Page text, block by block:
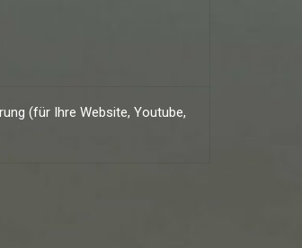
(für Ihre Website, Youtube,